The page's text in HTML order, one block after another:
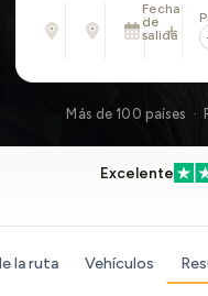
Desde
Dirección,
Hasta
Dirección,
Fecha
de
salida
Sáb., 8
Más de 100 países
Excelente
la ruta Vehículos